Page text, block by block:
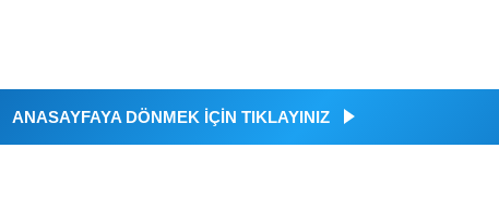
ANASAYFAYA DÖNMEK İÇİN TIKLAYINIZ